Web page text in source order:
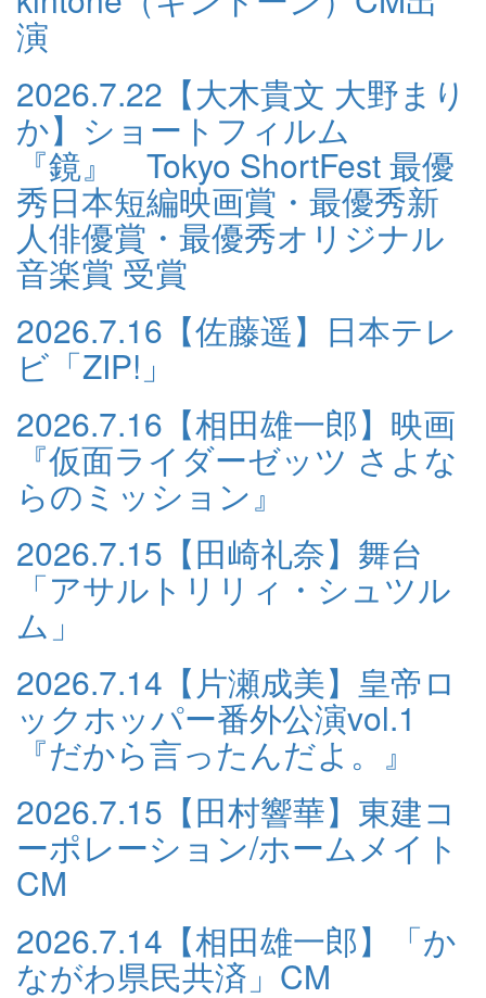
演
2026.7.22 【大木貴文 大野まり
か】ショートフィルム
『鏡』 Tokyo ShortFest 最優
秀日本短編映画賞・最優秀新
人俳優賞・最優秀オリジナル
音楽賞 受賞
2026.7.16 【佐藤遥】日本テレ
ビ「ZIP!」
2026.7.16 【相田雄一郎】映画
『仮面ライダーゼッツ さよな
らのミッション』
2026.7.15 【田崎礼奈】舞台
「アサルトリリィ・シュツル
ム」
2026.7.14 【片瀬成美】皇帝ロ
ックホッパー番外公演vol.1
『だから言ったんだよ。』
2026.7.15 【田村響華】東建コ
ーポレーション/ホームメイト
CM
2026.7.14 【相田雄一郎】「か
ながわ県民共済」CM